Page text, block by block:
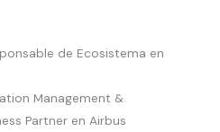
de Ecosistema en
Management &
Partner en Airbus